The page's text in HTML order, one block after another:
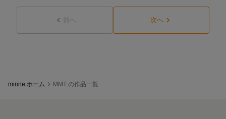
前へ 次へ
minne ホーム MMT の作品一覧